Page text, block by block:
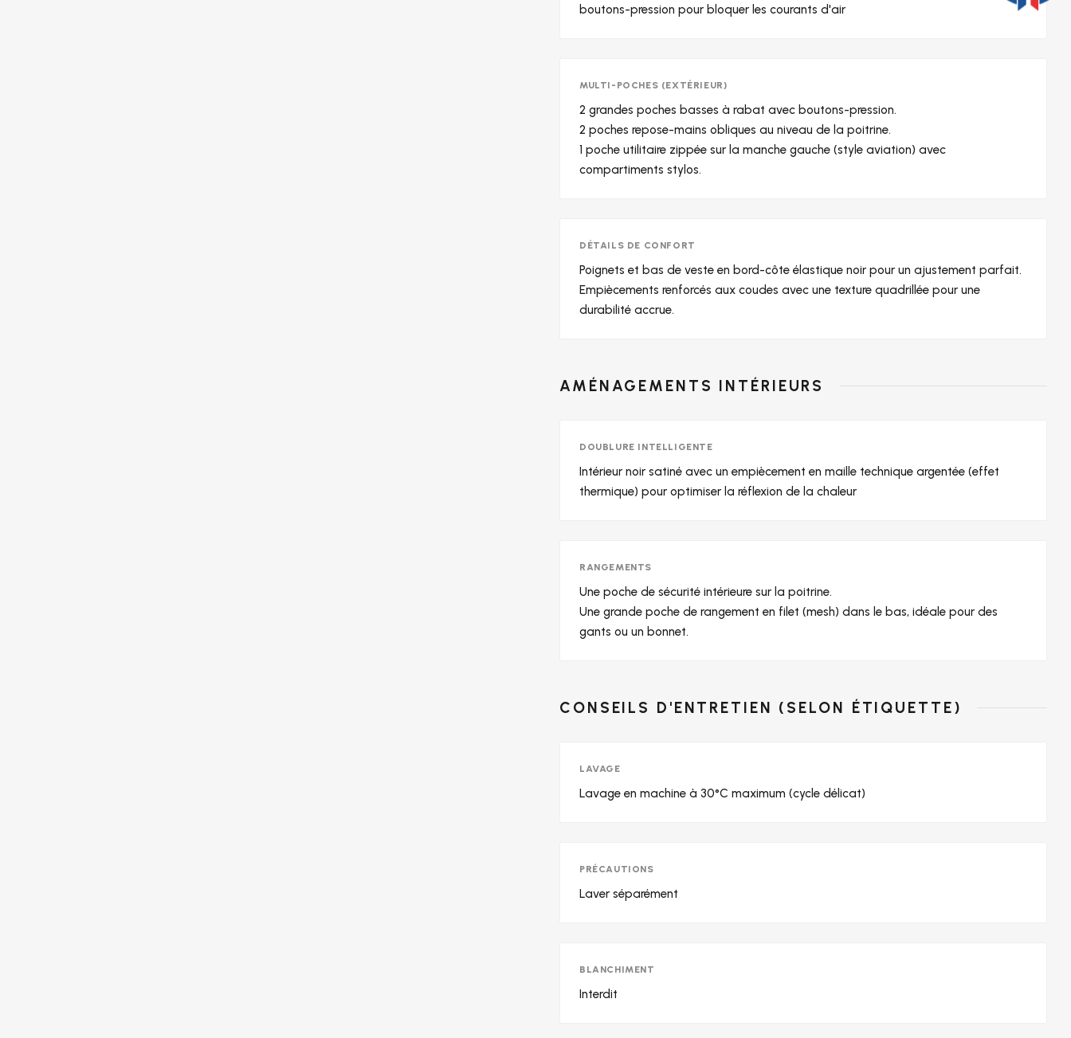
boutons-pression pour bloquer les courants d'air
MULTI-POCHES (EXTÉRIEUR)
2 grandes poches basses à rabat avec boutons-pression.
2 poches repose-mains obliques au niveau de la poitrine.
1 poche utilitaire zippée sur la manche gauche (style aviation) avec
compartiments stylos.
DÉTAILS DE CONFORT
Poignets et bas de veste en bord-côte élastique noir pour un ajustement parfait.
Empiècements renforcés aux coudes avec une texture quadrillée pour une
durabilité accrue.
AMÉNAGEMENTS INTÉRIEURS
DOUBLURE INTELLIGENTE
Intérieur noir satiné avec un empiècement en maille technique argentée (effet
thermique) pour optimiser la réflexion de la chaleur
RANGEMENTS
Une poche de sécurité intérieure sur la poitrine.
Une grande poche de rangement en filet (mesh) dans le bas, idéale pour des
gants ou un bonnet.
CONSEILS D'ENTRETIEN (SELON ÉTIQUETTE)
LAVAGE
Lavage en machine à 30°C maximum (cycle délicat)
PRÉCAUTIONS
Laver séparément
BLANCHIMENT
Interdit